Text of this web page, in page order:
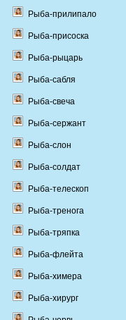
Рыба-прилипало
Рыба-присоска
Рыба-рыцарь
Рыба-сабля
Рыба-свеча
Рыба-сержант
Рыба-слон
Рыба-солдат
Рыба-телескоп
Рыба-тренога
Рыба-тряпка
Рыба-флейта
Рыба-химера
Рыба-хирург